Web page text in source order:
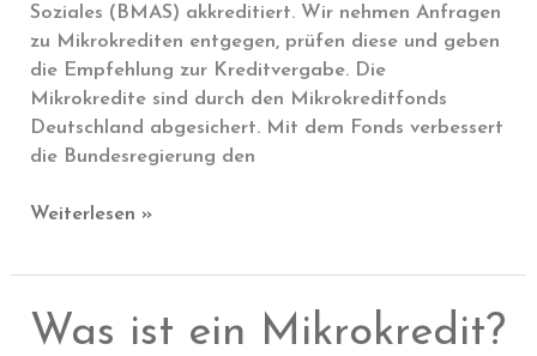
Soziales (BMAS) akkreditiert. Wir nehmen Anfragen
zu Mikrokrediten entgegen, prüfen diese und geben
die Empfehlung zur Kreditvergabe. Die
Mikrokredite sind durch den Mikrokreditfonds
Deutschland abgesichert. Mit dem Fonds verbessert
die Bundesregierung den
Wer
hinter
Kredit?
Weiterlesen »
Was ist ein Mikrokredit?